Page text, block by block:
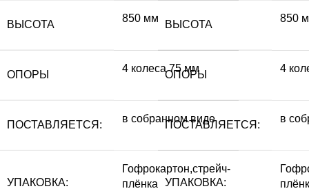
ВЫСОТА
850 мм
ОПОРЫ
4 колеса 75 мм
ПОСТАВЛЯЕТСЯ:
в собранном виде
УПАКОВКА:
Гофрокартон,стрейч-
плёнка
ВЫСОТА
850
ОПОРЫ
4
ПОСТАВЛЯЕТСЯ:
в
УПАКОВКА: